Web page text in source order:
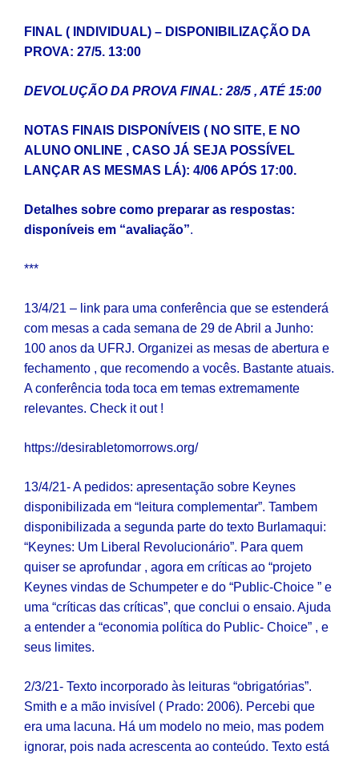
FINAL ( INDIVIDUAL) – DISPONIBILIZAÇÃO DA
PROVA: 27/5. 13:00
DEVOLUÇÃO DA PROVA FINAL: 28/5 , ATÉ 15:00
NOTAS FINAIS DISPONÍVEIS ( NO SITE, E NO
ALUNO ONLINE , CASO JÁ SEJA POSSÍVEL
LANÇAR AS MESMAS LÁ): 4/06 APÓS 17:00.
Detalhes sobre como preparar as respostas:
disponíveis em “avaliação”.
***
13/4/21 – link para uma conferência que se estenderá
com mesas a cada semana de 29 de Abril a Junho:
100 anos da UFRJ. Organizei as mesas de abertura e
fechamento , que recomendo a vocês. Bastante atuais.
A conferência toda toca em temas extremamente
relevantes. Check it out !
https://desirabletomorrows.org/
13/4/21- A pedidos: apresentação sobre Keynes
disponibilizada em “leitura complementar”. Tambem
disponibilizada a segunda parte do texto Burlamaqui:
“Keynes: Um Liberal Revolucionário”. Para quem
quiser se aprofundar , agora em críticas ao “projeto
Keynes vindas de Schumpeter e do “Public-Choice ” e
uma “críticas das críticas”, que conclui o ensaio. Ajuda
a entender a “economia política do Public- Choice” , e
seus limites.
2/3/21- Texto incorporado às leituras “obrigatórias”.
Smith e a mão invisível ( Prado: 2006). Percebi que
era uma lacuna. Há um modelo no meio, mas podem
ignorar, pois nada acrescenta ao conteúdo. Texto está